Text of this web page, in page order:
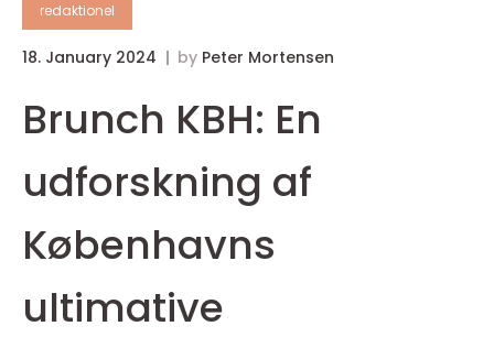
redaktionel
18. January 2024 by Peter Mortensen
Brunch KBH: En
udforskning af
Københavns
ultimative